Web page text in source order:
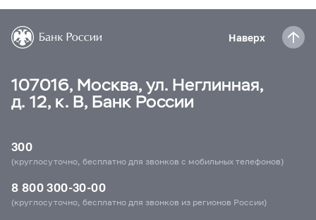
Наверх
107016, Москва, ул. Неглинная,
д. 12, к. В, Банк России
300
(круглосуточно, бесплатно для звонков с мобильных телефонов)
8 800 300-30-00
(круглосуточно, бесплатно для звонков из регионов России)